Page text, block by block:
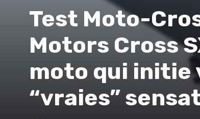
Test Moto-
Motors Cross
moto qui initie
“vraies”